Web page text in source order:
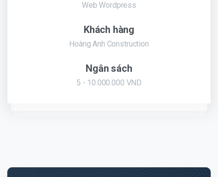
Web Wordpress
Khách hàng
Hoàng Anh Construction
Ngân sách
5 - 10.000.000 VND